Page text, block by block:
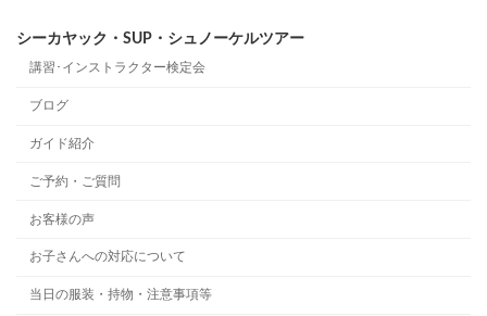
シーカヤック・SUP・シュノーケルツアー
講習･インストラクター検定会
ブログ
ガイド紹介
ご予約・ご質問
お客様の声
お子さんへの対応について
当日の服装・持物・注意事項等